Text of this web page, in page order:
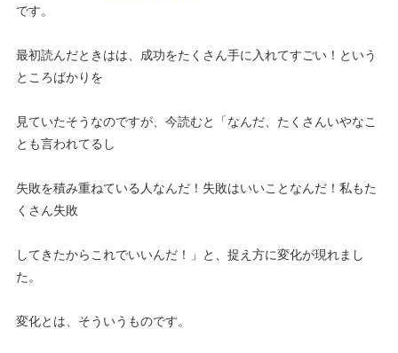
です。
最初読んだときはは、成功をたくさん手に入れてすごい！という
ところばかりを
見ていたそうなのですが、今読むと「なんだ、たくさんいやなこ
とも言われてるし
失敗を積み重ねている人なんだ！失敗はいいことなんだ！私もた
くさん失敗
してきたからこれでいいんだ！」と、捉え方に変化が現れまし
た。
変化とは、そういうものです。